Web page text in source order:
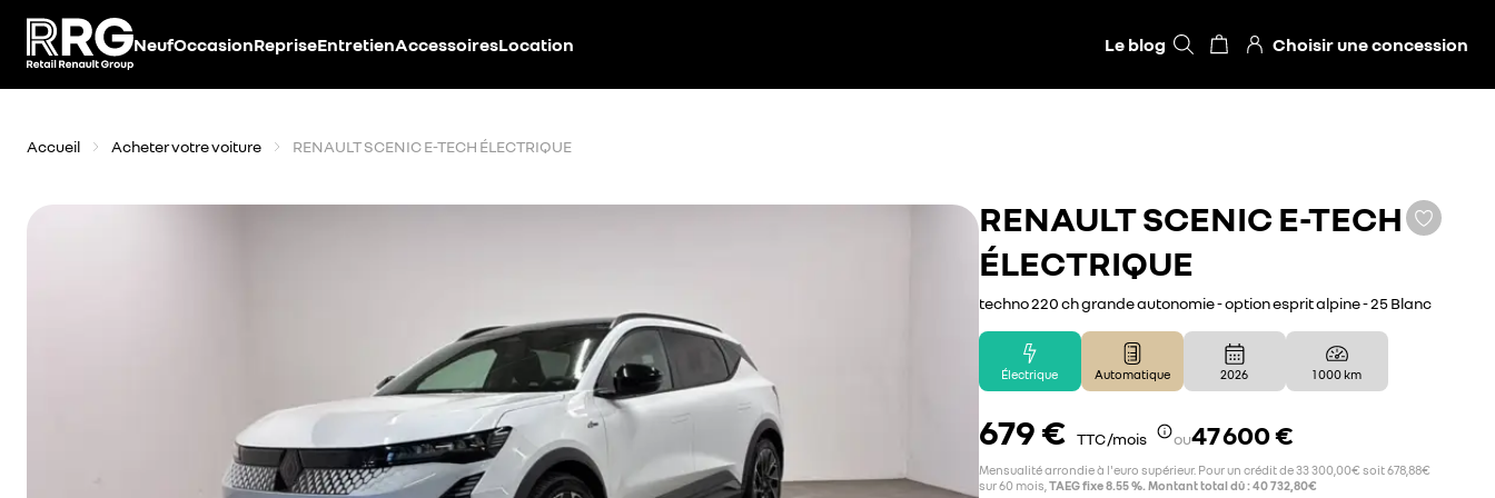
NeufOccasionRepriseEntretienAccessoiresLocation Le blog Choisir une concession
Accueil Acheter votre voiture RENAULT SCENIC E-TECH ÉLECTRIQUE
RENAULTSCENIC E-TECH
ÉLECTRIQUE
techno 220 ch grande autonomie - option esprit alpine - 25 Blanc
Électrique Automatique 2026 1 000 km
679 € TTC /mois ou47 600 €
Mensualité arrondie à l'euro supérieur. Pour un crédit de 33 300,00€ soit 678,88€
sur 60 mois, TAEG fixe 8.55 %. Montant total dû : 40 732,80€